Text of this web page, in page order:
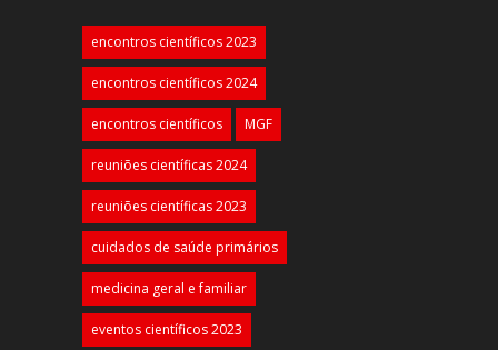
encontros científicos 2023
encontros científicos 2024
encontros científicos MGF
reuniões científicas 2024
reuniões científicas 2023
cuidados de saúde primários
medicina geral e familiar
eventos científicos 2023